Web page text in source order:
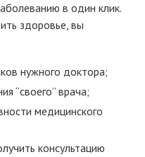
в один клик.
здоровье, вы
нужного доктора;
“своего” врача;
медицинского
консультацию